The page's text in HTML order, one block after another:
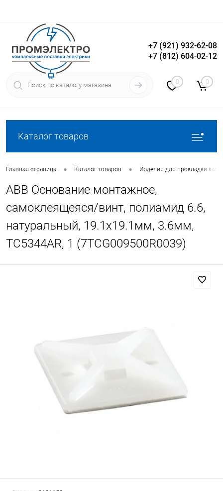
Вход Регистрация
+7 (921) 932-62-08
+7 (812) 604-02-12
0 0
Каталог товаров
Главная страница • Каталог товаров • Изделия для прокладки
ABB Основание монтажное,
самоклеящеяся/винт, полиамид 6.6,
натуральный, 19.1х19.1мм, 3.6мм,
TC5344AR, 1 (7TCG009500R0039)